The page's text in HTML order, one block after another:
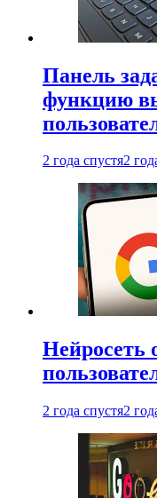
Панель
функцию
2 года спустя2
Нейросеть
2 года спустя2